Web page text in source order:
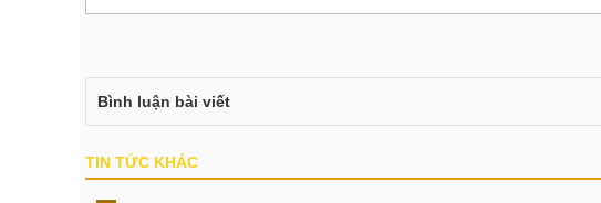
Bình luận bài viết
TIN TỨC KHÁC